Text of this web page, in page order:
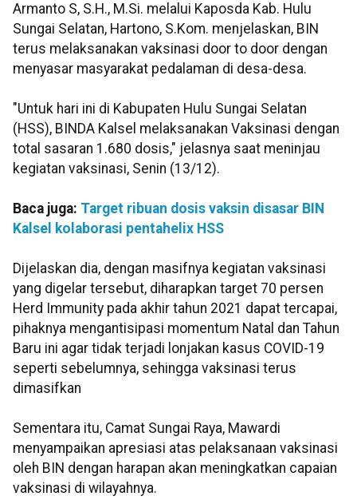
Armanto S, S.H., M.Si. melalui Kaposda Kab. Hulu
Sungai Selatan, Hartono, S.Kom. menjelaskan, BIN
terus melaksanakan vaksinasi door to door dengan
menyasar masyarakat pedalaman di desa-desa.
"Untuk hari ini di Kabupaten Hulu Sungai Selatan
(HSS), BINDA Kalsel melaksanakan Vaksinasi dengan
total sasaran 1.680 dosis," jelasnya saat meninjau
kegiatan vaksinasi, Senin (13/12).
Baca juga: Target ribuan dosis vaksin disasar BIN
Kalsel kolaborasi pentahelix HSS
Dijelaskan dia, dengan masifnya kegiatan vaksinasi
yang digelar tersebut, diharapkan target 70 persen
Herd Immunity pada akhir tahun 2021 dapat tercapai,
pihaknya mengantisipasi momentum Natal dan Tahun
Baru ini agar tidak terjadi lonjakan kasus COVID-19
seperti sebelumnya, sehingga vaksinasi terus
dimasifkan
Sementara itu, Camat Sungai Raya, Mawardi
menyampaikan apresiasi atas pelaksanaan vaksinasi
oleh BIN dengan harapan akan meningkatkan capaian
vaksinasi di wilayahnya.